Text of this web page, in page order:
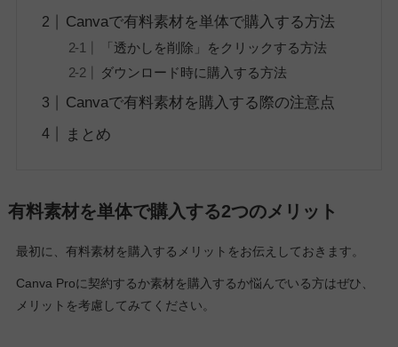
Canvaで有料素材を単体で購入する方法
「透かしを削除」をクリックする方法
ダウンロード時に購入する方法
Canvaで有料素材を購入する際の注意点
まとめ
有料素材を単体で購入する2つのメリット
最初に、有料素材を購入するメリットをお伝えしておきます。
Canva Proに契約するか素材を購入するか悩んでいる方はぜひ、
メリットを考慮してみてください。